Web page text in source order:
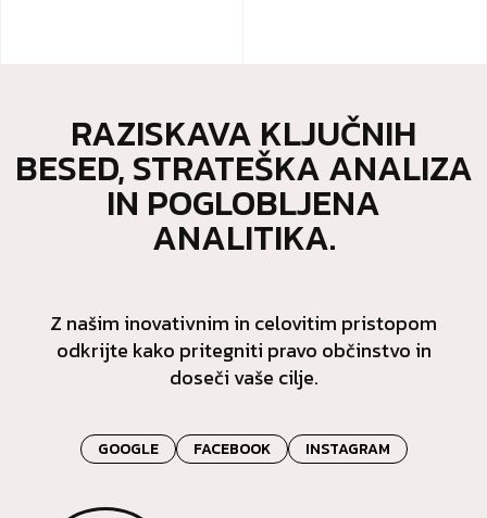
RAZISKAVA KLJUČNIH
BESED, STRATEŠKA ANALIZA
IN POGLOBLJENA
ANALITIKA.
Z našim inovativnim in celovitim pristopom
odkrijte kako pritegniti pravo občinstvo in
doseči vaše cilje.
GOOGLE FACEBOOK INSTAGRAM